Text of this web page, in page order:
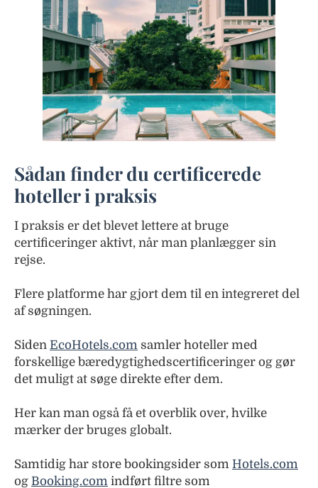
Sådan finder du certificerede
hoteller i praksis
I praksis er det blevet lettere at bruge
certificeringer aktivt, når man planlægger sin
rejse.
Flere platforme har gjort dem til en integreret del
af søgningen.
Siden EcoHotels.com samler hoteller med
forskellige bæredygtighedscertificeringer og gør
det muligt at søge direkte efter dem.
Her kan man også få et overblik over, hvilke
mærker der bruges globalt.
Samtidig har store bookingsider som Hotels.com
og Booking.com indført filtre som